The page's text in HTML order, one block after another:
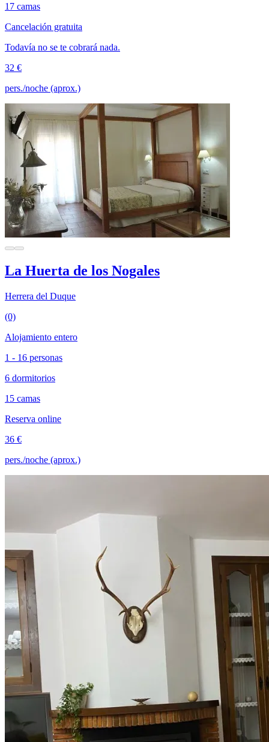
17 camas
Cancelación gratuita
Todavía no se te cobrará nada.
32 €
pers./noche (aprox.)
La Huerta de los Nogales
Herrera del Duque
(0)
Alojamiento entero
1 - 16 personas
6 dormitorios
15 camas
Reserva online
36 €
pers./noche (aprox.)